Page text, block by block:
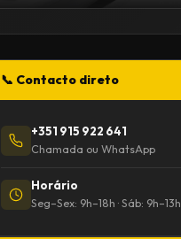
📞 Contacto direto
+351 915 922 641
Chamada ou WhatsApp
Horário
Seg–Sex: 9h–18h · Sáb: 9h–13h